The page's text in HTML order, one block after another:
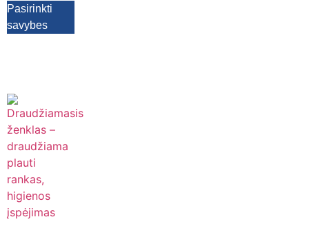
Pasirinkti
savybes